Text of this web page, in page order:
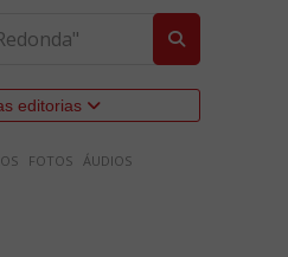
editorias
FOTOS ÁUDIOS